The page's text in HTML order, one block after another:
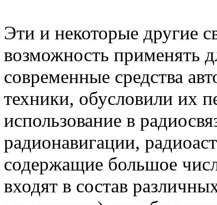
Эти и некоторые другие
возможность применять
современные средства
техники, обусловили их
использование в
радионавигации,
содержащие большое
входят в состав